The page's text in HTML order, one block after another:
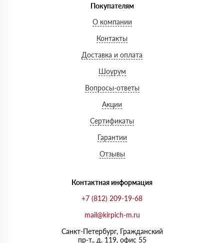
Покупателям
О компании
Контакты
Доставка и оплата
Шоурум
Вопросы-ответы
Акции
Сертификаты
Гарантии
Отзывы
Контактная информация
+7 (812) 209-19-68
mail@kirpich-m.ru
Санкт-Петербург, Граждaнский
пр-т., д. 119, офис 55